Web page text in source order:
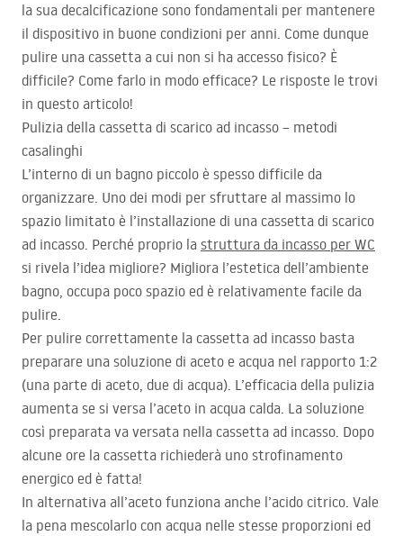
la sua decalcificazione sono fondamentali per mantenere
il dispositivo in buone condizioni per anni. Come dunque
pulire una cassetta a cui non si ha accesso fisico? È
difficile? Come farlo in modo efficace? Le risposte le trovi
in questo articolo!
Pulizia della cassetta di scarico ad incasso – metodi
casalinghi
L’interno di un bagno piccolo è spesso difficile da
organizzare. Uno dei modi per sfruttare al massimo lo
spazio limitato è l’installazione di una cassetta di scarico
ad incasso. Perché proprio la struttura da incasso per WC
si rivela l’idea migliore? Migliora l’estetica dell’ambiente
bagno, occupa poco spazio ed è relativamente facile da
pulire.
Per pulire correttamente la cassetta ad incasso basta
preparare una soluzione di aceto e acqua nel rapporto 1:2
(una parte di aceto, due di acqua). L’efficacia della pulizia
aumenta se si versa l’aceto in acqua calda. La soluzione
così preparata va versata nella cassetta ad incasso. Dopo
alcune ore la cassetta richiederà uno strofinamento
energico ed è fatta!
In alternativa all’aceto funziona anche l’acido citrico. Vale
la pena mescolarlo con acqua nelle stesse proporzioni ed